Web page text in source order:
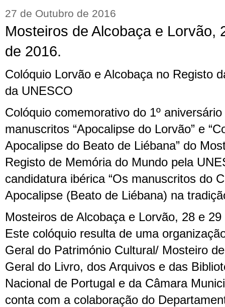
27 de Outubro de 2016
Mosteiros de Alcobaça e Lorvão,
de 2016.
Colóquio Lorvão e Alcobaça no Registo
da UNESCO
Colóquio comemorativo do 1º
manuscritos “Apocalipse do Lorvão” e
Apocalipse do Beato de Liébana” do
Registo de Memória do Mundo pela
candidatura ibérica “Os manuscritos do
Apocalipse (Beato de Liébana) na
Mosteiros de Alcobaça e Lorvão, 28 e
Este colóquio resulta de uma
Geral do Património Cultural/ Mosteiro
Geral do Livro, dos Arquivos e das
Nacional de Portugal e da Câmara
conta com a colaboração do